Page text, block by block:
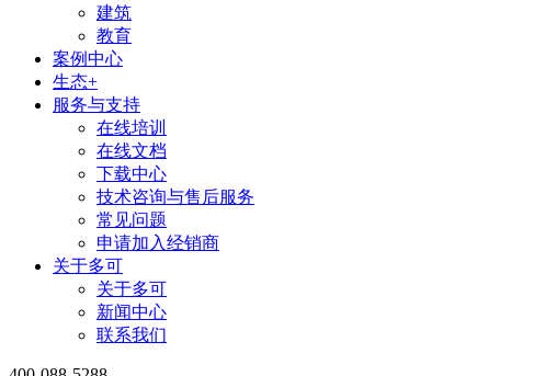
建筑
教育
案例中心
生态+
服务与支持
在线培训
在线文档
下载中心
技术咨询与售后服务
常见问题
申请加入经销商
关于多可
关于多可
新闻中心
联系我们